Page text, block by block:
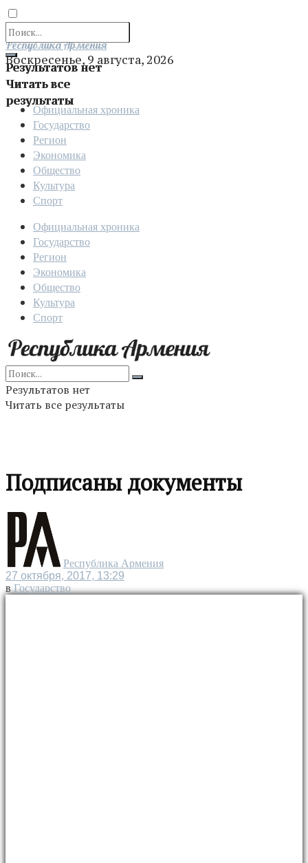
Результатов нет
Читать все
результаты
Отправить
Республика Армения
Воскресенье, 9 августа, 2026
Официальная хроника
Государство
Регион
Экономика
Общество
Культура
Спорт
Официальная хроника
Государство
Регион
Экономика
Общество
Культура
Спорт
Результатов нет
Читать все результаты
Подписаны документы
Республика Армения
27 октября, 2017, 13:29
в Государство